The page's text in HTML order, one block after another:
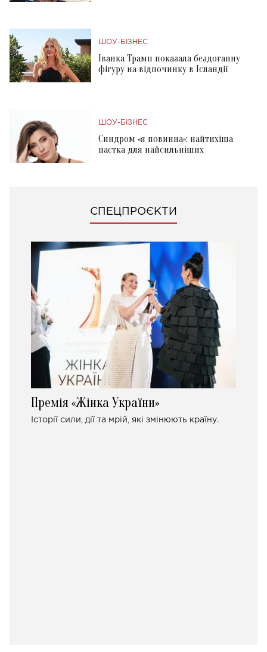
ШОУ-БІЗНЕС
Іванка Трамп показала бездоганну
фігуру на відпочинку в Ісландії
ШОУ-БІЗНЕС
Синдром «я повинна»: найтихіша
пастка для найсильніших
СПЕЦПРОЄКТИ
Премія «Жінка України»
Історії сили, дії та мрій, які змінюють країну.